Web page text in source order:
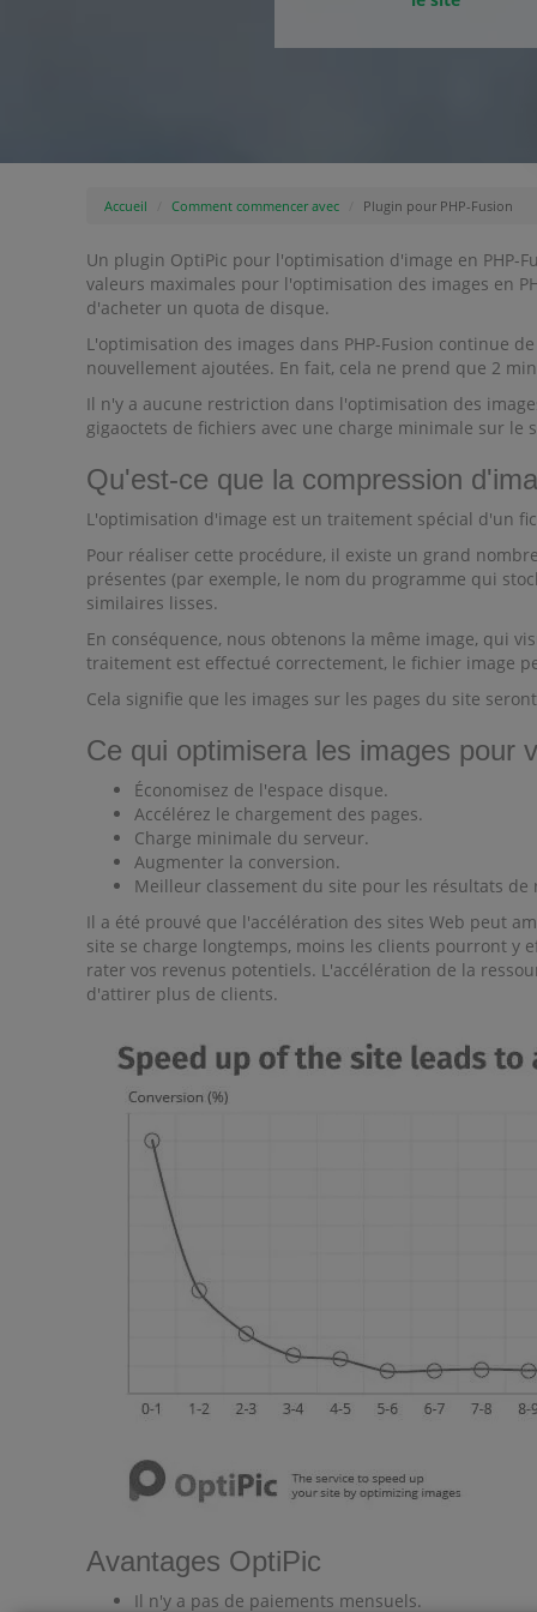
Accueil Comment commencer avec Plugin pour PHP-Fusion
Un plugin OptiPic pour l'optimisation d'image en PHP-
valeurs maximales pour l'optimisation des images en
d'acheter un quota de disque.
L'optimisation des images dans PHP-Fusion continue
nouvellement ajoutées. En fait, cela ne prend que 2
Il n'y a aucune restriction dans l'optimisation des
gigaoctets de fichiers avec une charge minimale sur le
Qu'est-ce que la compression
L'optimisation d'image est un traitement spécial d'un
Pour réaliser cette procédure, il existe un grand
présentes (par exemple, le nom du programme qui
similaires lisses.
En conséquence, nous obtenons la même image, qui
traitement est effectué correctement, le fichier image
Cela signifie que les images sur les pages du site
Ce qui optimisera les images pour
Économisez de l'espace disque.
Accélérez le chargement des pages.
Charge minimale du serveur.
Augmenter la conversion.
Meilleur classement du site pour les résultats de
Il a été prouvé que l'accélération des sites Web peut
site se charge longtemps, moins les clients pourront y
rater vos revenus potentiels. L'accélération de la
d'attirer plus de clients.
Avantages OptiPic
Il n'y a pas de paiements mensuels.